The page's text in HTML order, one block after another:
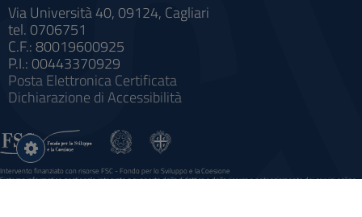
Via Università 40, 09124, Cagliari
tel. 0706751
C.F.: 80019600925
P.I.: 00443370929
Posta Elettronica Certificata
Dichiarazione di Accessibilità
Intervento finanziato con risorse FSC - Fondo per lo Sviluppo e la Coesione
Sistema informatico gestionale integrato a supporto della didattica e della ricerca e potenziamento dei servizi online
Impostazioni
cookie